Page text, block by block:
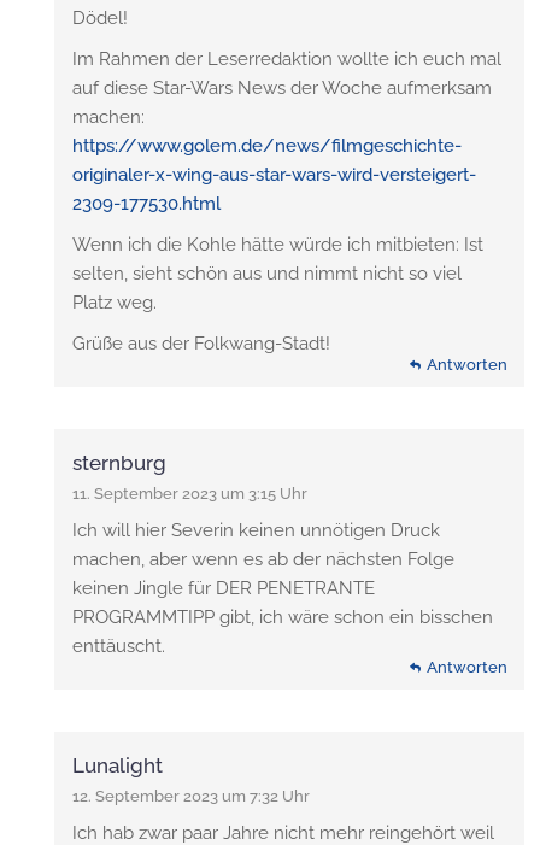
Dödel!
Im Rahmen der Leserredaktion wollte ich euch mal
auf diese Star-Wars News der Woche aufmerksam
machen:
https://www.golem.de/news/filmgeschichte-
originaler-x-wing-aus-star-wars-wird-versteigert-
2309-177530.html
Wenn ich die Kohle hätte würde ich mitbieten: Ist
selten, sieht schön aus und nimmt nicht so viel
Platz weg.
Grüße aus der Folkwang-Stadt!
Antworten
sternburg
11. September 2023 um 3:15 Uhr
Ich will hier Severin keinen unnötigen Druck
machen, aber wenn es ab der nächsten Folge
keinen Jingle für DER PENETRANTE
PROGRAMMTIPP gibt, ich wäre schon ein bisschen
enttäuscht.
Antworten
Lunalight
12. September 2023 um 7:32 Uhr
Ich hab zwar paar Jahre nicht mehr reingehört weil